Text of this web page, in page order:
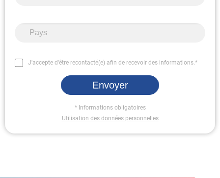
J'accepte d'être recontacté(e) afin de recevoir des informations.*
Envoyer
* Informations obligatoires
Utilisation des données personnelles